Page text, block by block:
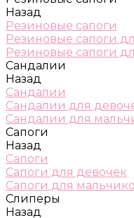
Назад
Резиновые сапоги
Резиновые сапоги
Резиновые сапоги
Сандалии
Назад
Сандалии
Сандалии для
Сандалии для
Сапоги
Назад
Сапоги
Сапоги для девочек
Сапоги для
Слиперы
Назад